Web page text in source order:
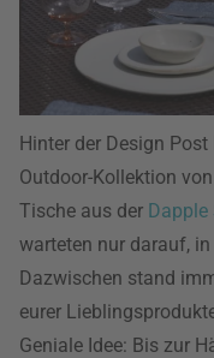
Hinter der Design
Outdoor-Kollektion
Tische aus der Dapple
warteten nur darauf,
Dazwischen stand
eurer
Geniale Idee: Bis zur